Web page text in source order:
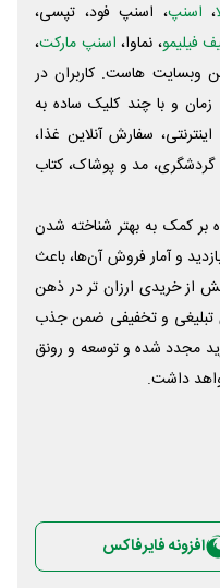
، اسنپ، اسنپ فود، تپسی،
فیلیمو، نماوا، اسنپ مارکت،
وبسایت ‌هاست. کاربران در
زمان و با چند کلیک ساده به
سفارش آنلاین غذا،
گردشگری، مد و پوشاک، کتاب
بر کمک به بهتر شناخته شدن
و آمار فروش آن‌ها، باعث
از خریدی ارزان تر در ذهن
تبلیغی و تخفیفی ضمن جذب
مجدد شده و توسعه و رونق
داشت.
افزونه فایرفاکس